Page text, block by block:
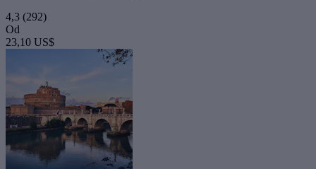
4,3 (292)
Od
23,10 US$